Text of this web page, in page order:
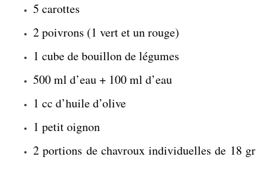
5 carottes
2 poivrons (1 vert et un rouge)
1 cube de bouillon de légumes
500 ml d’eau + 100 ml d’eau
1 cc d’huile d’olive
1 petit oignon
2 portions de chavroux individuelles de 18 gr